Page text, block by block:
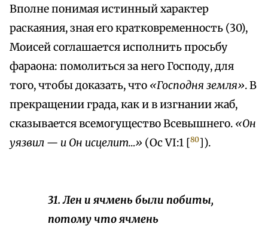
Вполне понимая истинный характер
раскаяния, зная его кратковременность (30),
Моисей соглашается исполнить просьбу
фараона: помолиться за него Господу, для
того, чтобы доказать, что «Господня земля». В
прекращении града, как и в изгнании жаб,
сказывается всемогущество Всевышнего. «Он
уязвил — и Он исцелит…» (Ос VI:1 [80]).
31. Лен и ячмень были побиты,
потому что ячмень